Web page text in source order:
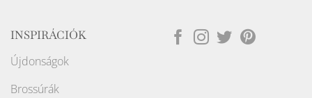
INSPIRÁCIÓK
Újdonságok
Brossúrák